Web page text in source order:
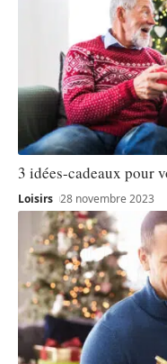
3 idées-cadeaux pour
Loisirs 28 novembre 2023